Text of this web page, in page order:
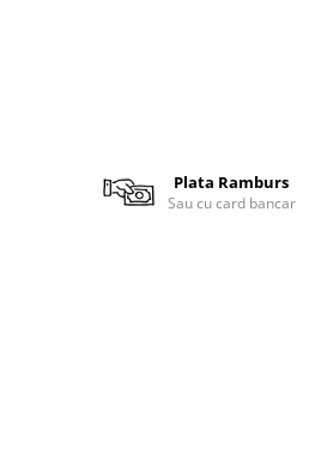
Plata Ramburs
Sau cu card bancar